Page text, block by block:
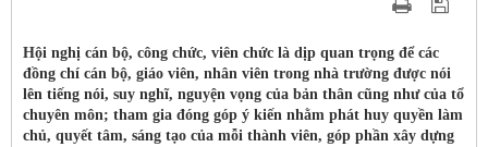
Hội nghị cán bộ, công chức, viên chức là dịp quan trọng để các
đồng chí cán bộ, giáo viên, nhân viên trong nhà trường được nói
lên tiếng nói, suy nghĩ, nguyện vọng của bản thân cũng như của tổ
chuyên môn; tham gia đóng góp ý kiến nhằm phát huy quyền làm
chủ, quyết tâm, sáng tạo của mỗi thành viên, góp phần xây dựng